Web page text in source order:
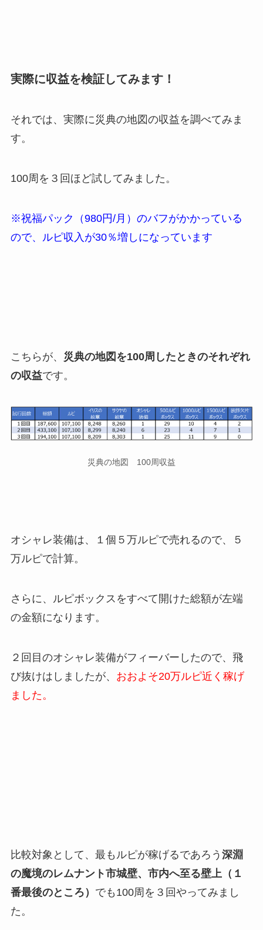
実際に収益を検証してみます！
それでは、実際に災典の地図の収益を調べてみま
す。
100周を３回ほど試してみました。
※祝福パック（980円/月）のバフがかかっている
ので、ルピ収入が30％増しになっています
こちらが、 災典の地図を100周したときのそれぞれ
の収益です。
災典の地図 100周収益
オシャレ装備は、１個５万ルピで売れるので、５
万ルピで計算。
さらに、ルピボックスをすべて開けた総額が左端
の金額になります。
２回目のオシャレ装備がフィーバーしたので、飛
び抜けはしましたが、 おおよそ20万ルピ近く稼げ
ました。
比較対象として、最もルピが稼げるであろう 深淵
の魔境のレムナント市城壁、市内へ至る壁上（１
番最後のところ） でも100周を３回やってみまし
た。